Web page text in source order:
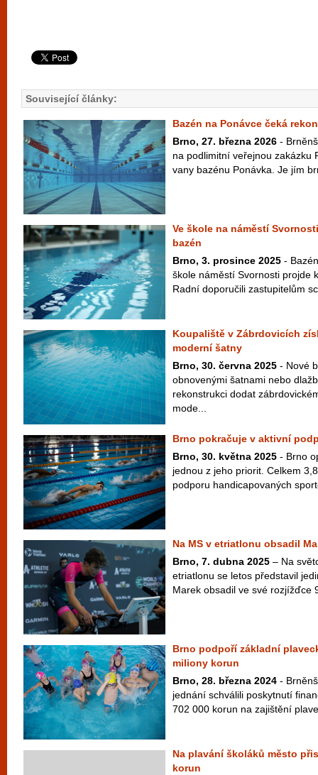
Související články:
Bazén na Ponávce čeká
Brno, 27. března 2026 -
na podlimitní veřejnou zakázku
vany bazénu Ponávka. Je jím
Ve škole na náměstí
bazén
Brno, 3. prosince 2025 -
škole náměstí Svornosti projde
Radní doporučili zastupitelům
Koupaliště v Zábrdovicích
moderní šatny
Brno, 30. června 2025 - Nové
obnovenými šatnami nebo
rekonstrukci dodat
mode...
Brno pokračuje v aktivní
Brno, 30. května 2025 - Brno
jednou z jeho priorit. Celkem
podporu handicapovaných
Na MS v etriatlonu obsadil
Brno, 7. dubna 2025 – Na
etriatlonu se letos představil
Marek obsadil ve své rozjížďce
Brno podpoří základní
miliony korun
Brno, 28. března 2024 -
jednání schválili poskytnutí
702 000 korun na zajištění
Na plavání školáků město
korun